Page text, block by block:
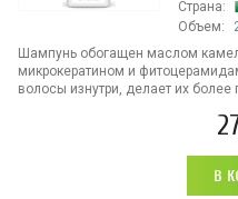
Страна:
Объем:
Шампунь обогащен маслом
микрокератином и
волосы изнутри, делает их
В